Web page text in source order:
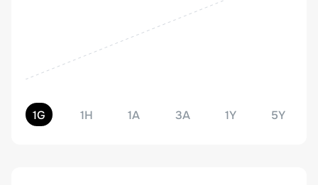
1G 1H 1A 3A 1Y 5Y